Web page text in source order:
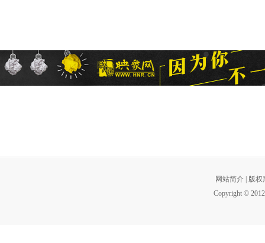
网站简介
版权
Copyright ©